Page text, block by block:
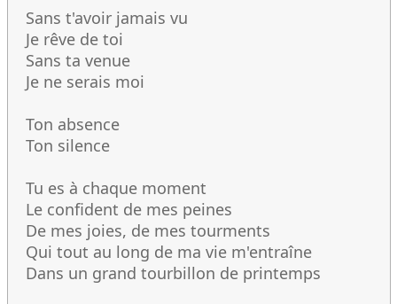
Sans t'avoir jamais vu
Je rêve de toi
Sans ta venue
Je ne serais moi
Ton absence
Ton silence
Tu es à chaque moment
Le confident de mes peines
De mes joies, de mes tourments
Qui tout au long de ma vie m'entraîne
Dans un grand tourbillon de printemps